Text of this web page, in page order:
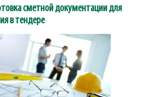
сметной документации для
в тендере